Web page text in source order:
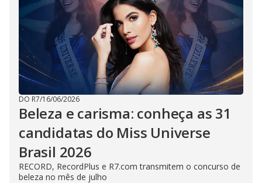
DO R7/16/06/2026
Beleza e carisma: conheça as 31
candidatas do Miss Universe
Brasil 2026
RECORD, RecordPlus e R7.com transmitem o concurso de
beleza no mês de julho